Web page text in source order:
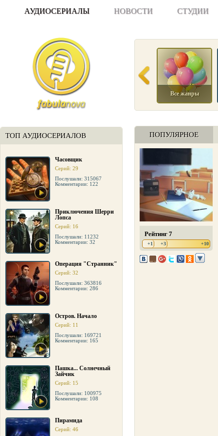
АУДИОСЕРИАЛЫ НОВОСТИ СТУДИИ
ТОП АУДИОСЕРИАЛОВ
Часовщик
Серий: 29
Послушали: 315067
Комментарии: 122
Приключения Шерри
Лопса
Серий: 16
Послушали: 11232
Комментарии: 32
Операция "Странник"
Серий: 32
Послушали: 363816
Комментарии: 286
Остров. Начало
Серий: 11
Послушали: 169721
Комментарии: 165
Пашка... Солнечный
Зайчик
Серий: 15
Послушали: 100975
Комментарии: 108
Пирамида
Серий: 46
Все жанры
ПОПУЛЯРНОЕ
Рейтинг 7
+1 +3 +10